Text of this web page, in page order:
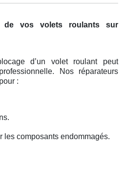
de vos volets roulants sur
d’un volet roulant peut
Nos réparateurs
:
les composants endommagés.